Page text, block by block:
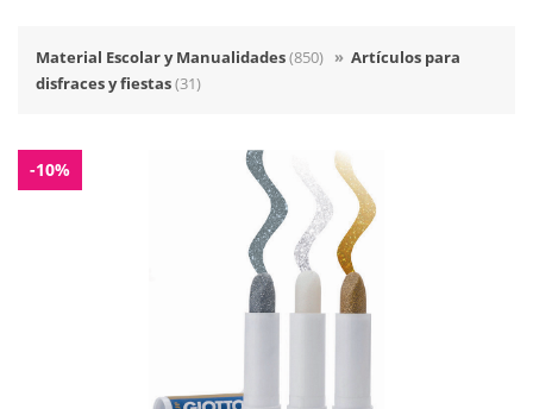
Material Escolar y Manualidades(850) » Artículos para
disfraces y fiestas(31)
-10%